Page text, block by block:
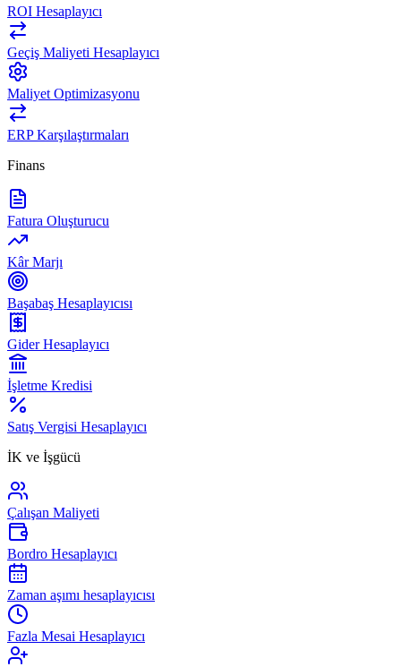
ROI Hesaplayıcı
Geçiş Maliyeti Hesaplayıcı
Maliyet Optimizasyonu
ERP Karşılaştırmaları
Finans
Fatura Oluşturucu
Kâr Marjı
Başabaş Hesaplayıcısı
Gider Hesaplayıcı
İşletme Kredisi
Satış Vergisi Hesaplayıcı
İK ve İşgücü
Çalışan Maliyeti
Bordro Hesaplayıcı
Zaman aşımı hesaplayıcısı
Fazla Mesai Hesaplayıcı